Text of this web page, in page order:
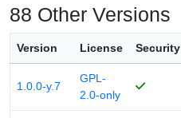
88 Other Versions
Version License Security
1.0.0-y.7
GPL-
2.0-only